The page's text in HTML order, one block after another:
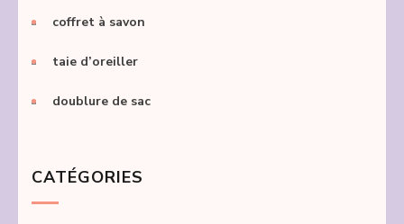
coffret à savon
taie d’oreiller
doublure de sac
CATÉGORIES